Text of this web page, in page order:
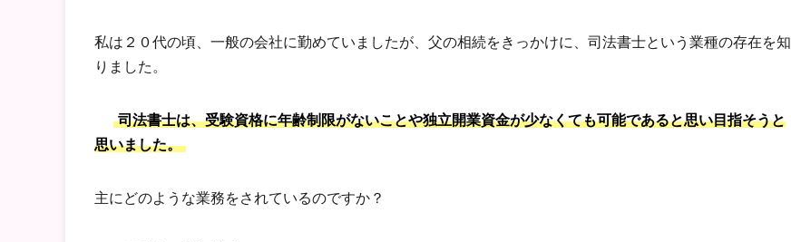
私は２０代の頃、一般の会社に勤めていましたが、父の相続をきっかけに、司法書士という業種の存在を知
りました。
司法書士は、受験資格に年齢制限がないことや独立開業資金が少なくても可能であると思い目指そうと
思いました。
主にどのような業務をされているのですか？